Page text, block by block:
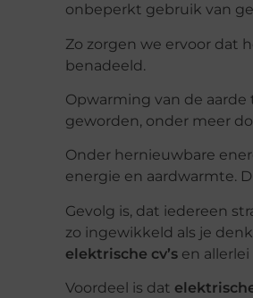
onbeperkt gebruik van
Zo zorgen we ervoor dat
benadeeld.
Opwarming van de aarde
geworden, onder meer
Onder hernieuwbare
energie en aardwarmte.
Gevolg is, dat iedereen
zo ingewikkeld als je
elektrische cv’s en
Voordeel is dat